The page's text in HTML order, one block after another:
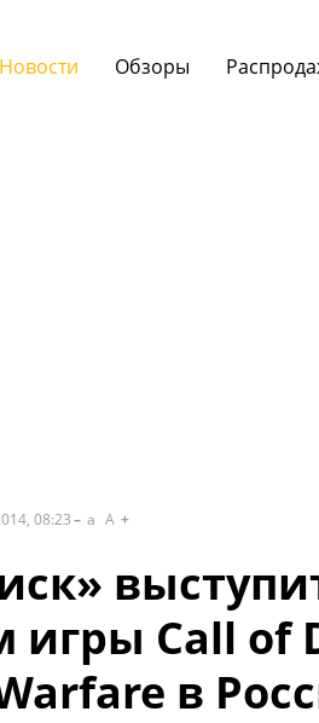
Новости Обзоры
08:23 a A
игры Call of
в